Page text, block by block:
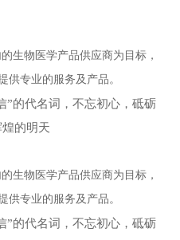
生物医学产品供应商为目标，
专业的服务及产品。
”的代名词，不忘初心，砥砺
的明天
生物医学产品供应商为目标，
专业的服务及产品。
”的代名词，不忘初心，砥砺